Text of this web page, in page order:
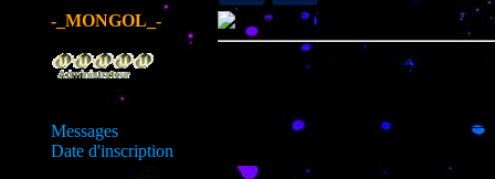
-_MONGOL_-
Messages:
Date d'inscription
Sujet: Re: Le codage
Moi je peux malheureusement pas